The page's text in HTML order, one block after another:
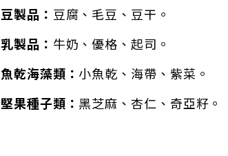
豆製品： 豆腐、毛豆、豆干。
乳製品： 牛奶、優格、起司。
魚乾海藻類： 小魚乾、海帶、紫菜。
堅果種子類： 黑芝麻、杏仁、奇亞籽。